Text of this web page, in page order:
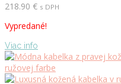
218.90 € s DPH
Vypredané!
Viac info